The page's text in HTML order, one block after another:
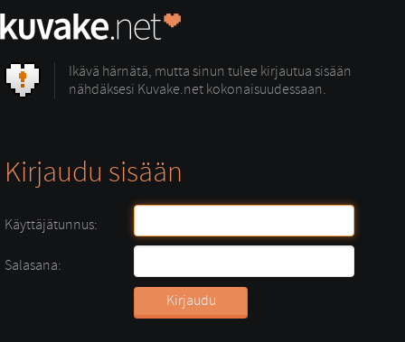
Ikävä härnätä, mutta sinun tulee kirjautua sisään
nähdäksesi Kuvake.net kokonaisuudessaan.
Kirjaudu sisään
Käyttäjätunnus:
Salasana: